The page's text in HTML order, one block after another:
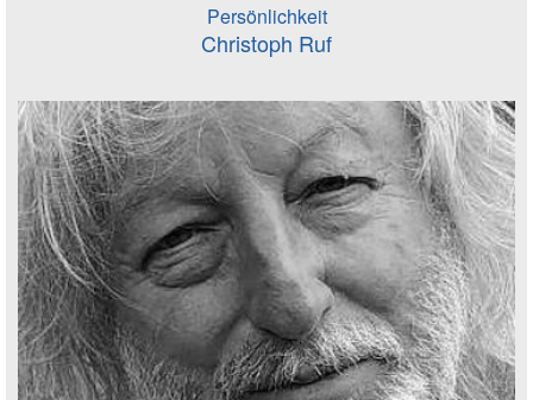
Persönlichkeit
Christoph Ruf